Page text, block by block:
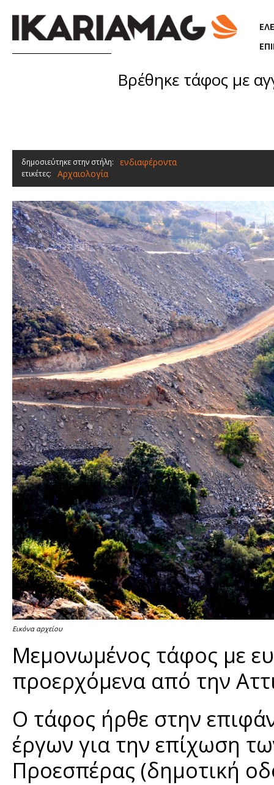
Βρέθηκε τάφος με
δημοσιεύτηκε στην στήλη: ενδιαφέροντα
ετικέτες: Αρχαιολογία
Εικόνα αρχείου
Μεμονωμένος τάφος με
προερχόμενα από την
Ο τάφος ήρθε στην
έργων για την επίχωση
Προεσπέρας (δημοτική